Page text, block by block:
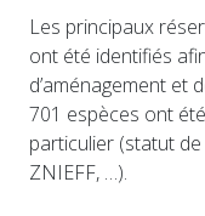
Les principaux
ont été identifiés
d’aménagement et
701 espèces ont
particulier (statut
ZNIEFF, …).